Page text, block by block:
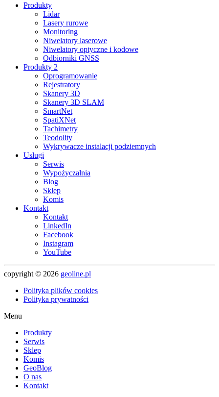
Produkty
Lidar
Lasery rurowe
Monitoring
Niwelatory laserowe
Niwelatory optyczne i kodowe
Odbiorniki GNSS
Produkty 2
Oprogramowanie
Rejestratory
Skanery 3D
Skanery 3D SLAM
SmartNet
SpatiXNet
Tachimetry
Teodolity
Wykrywacze instalacji podziemnych
Usługi
Serwis
Wypożyczalnia
Blog
Sklep
Komis
Kontakt
Kontakt
LinkedIn
Facebook
Instagram
YouTube
copyright © 2026 geoline.pl
Polityka plików cookies
Polityka prywatności
Menu
Produkty
Serwis
Sklep
Komis
GeoBlog
O nas
Kontakt